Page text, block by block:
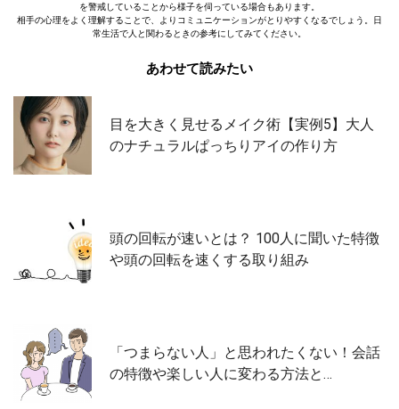
を警戒していることから様子を伺っている場合もあります。
相手の心理をよく理解することで、よりコミュニケーションがとりやすくなるでしょう。日
常生活で人と関わるときの参考にしてみてください。
あわせて読みたい
目を大きく見せるメイク術【実例5】大人
のナチュラルぱっちりアイの作り方
頭の回転が速いとは？ 100人に聞いた特徴
や頭の回転を速くする取り組み
「つまらない人」と思われたくない！会話
の特徴や楽しい人に変わる方法と…